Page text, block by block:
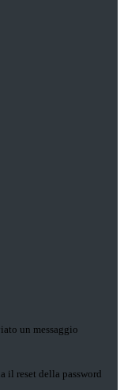
un messaggio
il reset della password